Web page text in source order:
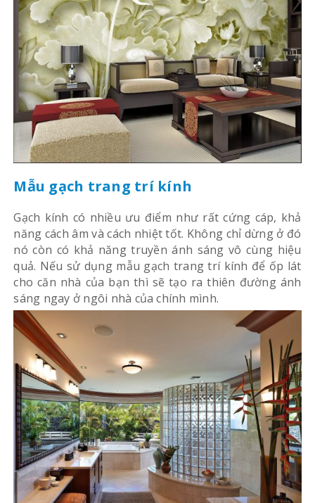
Mẫu gạch trang trí kính
Gạch kính có nhiều ưu điểm như rất cứng cáp, khả
năng cách âm và cách nhiệt tốt. Không chỉ dừng ở đó
nó còn có khả năng truyền ánh sáng vô cùng hiệu
quả. Nếu sử dụng mẫu gạch trang trí kính để ốp lát
cho căn nhà của bạn thì sẽ tạo ra thiên đường ánh
sáng ngay ở ngôi nhà của chính mình.